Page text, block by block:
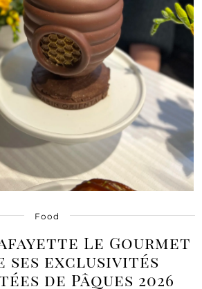
Food
Le Gourmet
ses exclusivités
de Pâques 2026